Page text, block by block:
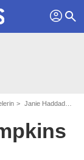
profil search
Janie Haddad Tompkins